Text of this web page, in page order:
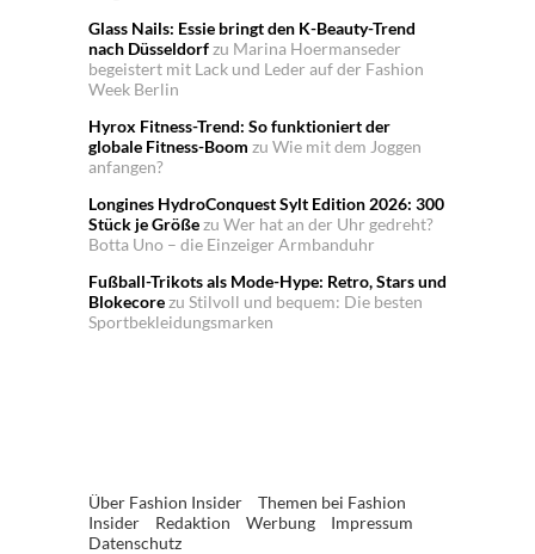
Glass Nails: Essie bringt den K-Beauty-Trend
nach Düsseldorfzu Marina Hoermanseder
begeistert mit Lack und Leder auf der Fashion
Week Berlin
Hyrox Fitness-Trend: So funktioniert der
globale Fitness-Boom zu Wie mit dem Joggen
anfangen?
Longines HydroConquest Sylt Edition 2026: 300
Stück je Größezu Wer hat an der Uhr gedreht?
Botta Uno – die Einzeiger Armbanduhr
Fußball-Trikots als Mode-Hype: Retro, Stars und
Blokecorezu Stilvoll und bequem: Die besten
Sportbekleidungsmarken
Über Fashion Insider
Themen bei Fashion
Insider
Redaktion Werbung
Impressum
Datenschutz